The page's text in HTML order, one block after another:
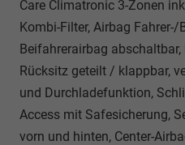
Care Climatronic 3-Zonen
Kombi-Filter, Airbag Fahrer-/
Beifahrerairbag
Rücksitz geteilt / klappbar,
und Durchladefunktion,
Access mit Safesicherung,
vorn und hinten, Center-